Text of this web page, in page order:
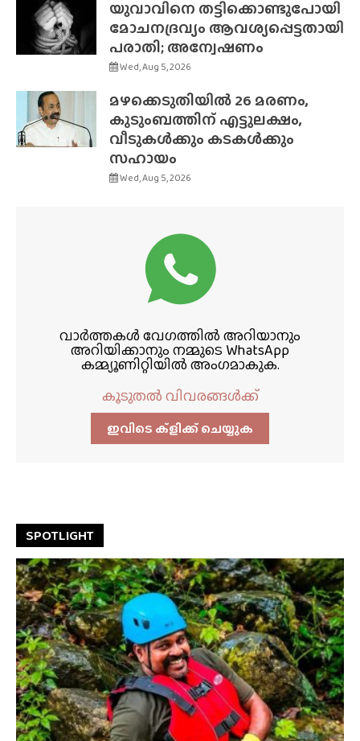
യുവാവിനെ തട്ടിക്കൊണ്ടുപോയി
മോചനദ്രവ്യം ആവശ്യപ്പെട്ടതായി
പരാതി; അന്വേഷണം
Wed, Aug 5, 2026
മഴക്കെടുതിയിൽ 26 മരണം,
കുടുംബത്തിന് എട്ടുലക്ഷം,
വീടുകൾക്കും കടകൾക്കും
സഹായം
Wed, Aug 5, 2026
വാർത്തകൾ വേഗത്തിൽ അറിയാനും
അറിയിക്കാനും നമ്മുടെ WhatsApp
കമ്മ്യൂണിറ്റിയിൽ അംഗമാകുക.
കൂടുതൽ വിവരങ്ങൾക്ക്
ഇവിടെ ക്ളിക്ക്‌ ചെയ്യുക
SPOTLIGHT